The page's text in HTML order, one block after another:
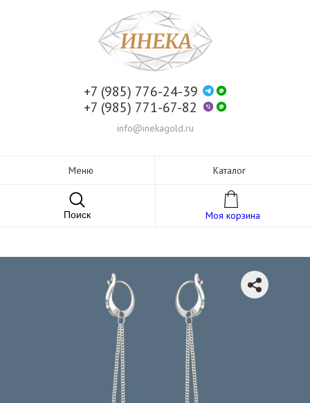
+7 (985) 776-24-39
+7 (985) 771-67-82
info@inekagold.ru
Меню Каталог
Поиск Моя корзина